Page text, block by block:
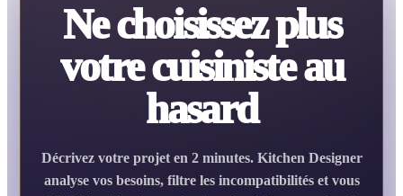
Ne choisissez plus
votre cuisiniste au
hasard
Décrivez votre projet en 2 minutes. Kitchen Designer
analyse vos besoins, filtre les incompatibilités et vous